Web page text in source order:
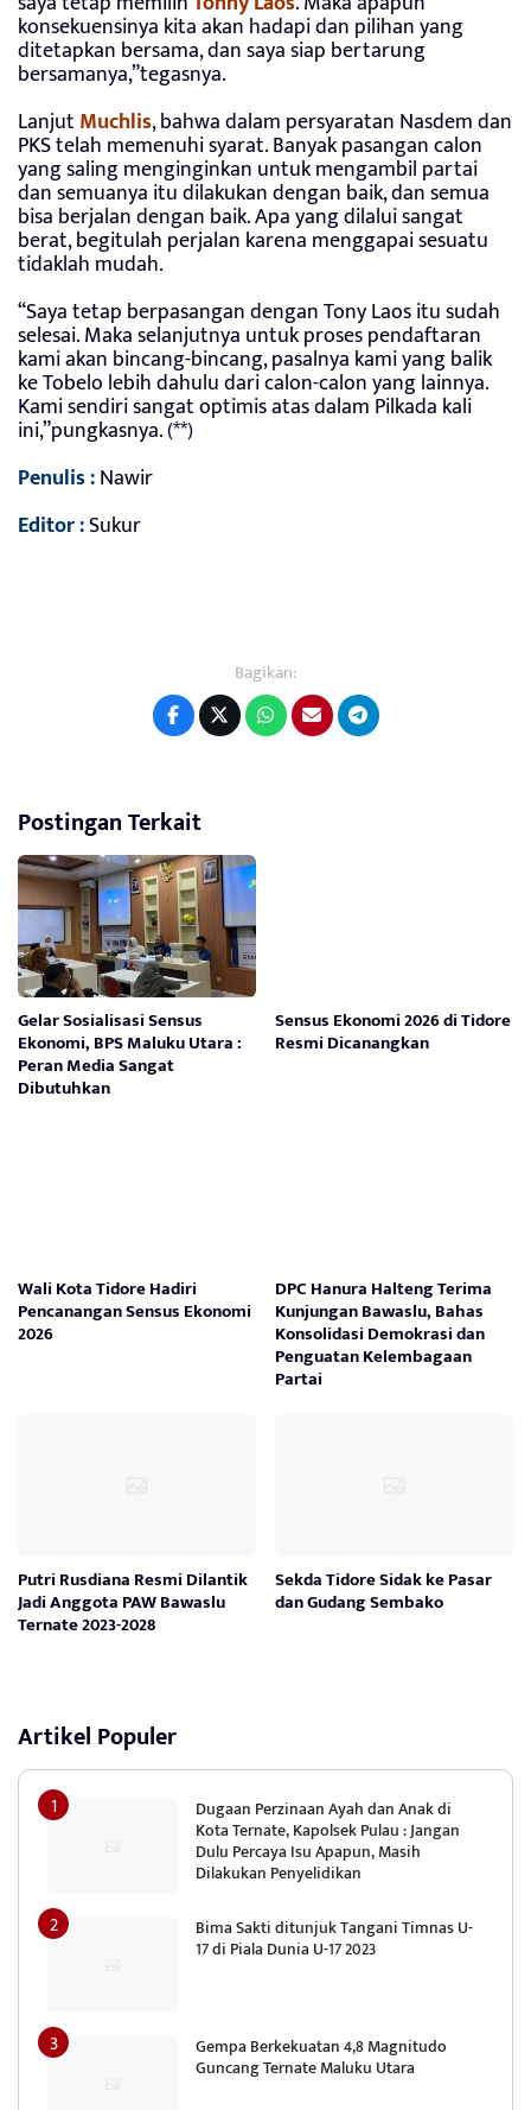
konsekuensinya kita akan hadapi dan pilihan yang
ditetapkan bersama, dan saya siap bertarung
bersamanya,”tegasnya.
Lanjut Muchlis, bahwa dalam persyaratan Nasdem dan
PKS telah memenuhi syarat. Banyak pasangan calon
yang saling menginginkan untuk mengambil partai
dan semuanya itu dilakukan dengan baik, dan semua
bisa berjalan dengan baik. Apa yang dilalui sangat
berat, begitulah perjalan karena menggapai sesuatu
tidaklah mudah.
“Saya tetap berpasangan dengan Tony Laos itu sudah
selesai. Maka selanjutnya untuk proses pendaftaran
kami akan bincang-bincang, pasalnya kami yang balik
ke Tobelo lebih dahulu dari calon-calon yang lainnya.
Kami sendiri sangat optimis atas dalam Pilkada kali
ini,”pungkasnya. (**)
Penulis :Nawir
Editor :Sukur
Bagikan:
Postingan Terkait
Gelar Sosialisasi Sensus
Ekonomi, BPS Maluku Utara :
Peran Media Sangat
Dibutuhkan
Sensus Ekonomi 2026 di Tidore
Resmi Dicanangkan
Wali Kota Tidore Hadiri
Pencanangan Sensus Ekonomi
2026
DPC Hanura Halteng Terima
Kunjungan Bawaslu, Bahas
Konsolidasi Demokrasi dan
Penguatan Kelembagaan
Partai
Putri Rusdiana Resmi Dilantik
Jadi Anggota PAW Bawaslu
Ternate 2023-2028
Sekda Tidore Sidak ke Pasar
dan Gudang Sembako
Artikel Populer
Dugaan Perzinaan Ayah dan Anak di
Kota Ternate, Kapolsek Pulau : Jangan
Dulu Percaya Isu Apapun, Masih
Dilakukan Penyelidikan
Bima Sakti ditunjuk Tangani Timnas U-
17 di Piala Dunia U-17 2023
Gempa Berkekuatan 4,8 Magnitudo
Guncang Ternate Maluku Utara